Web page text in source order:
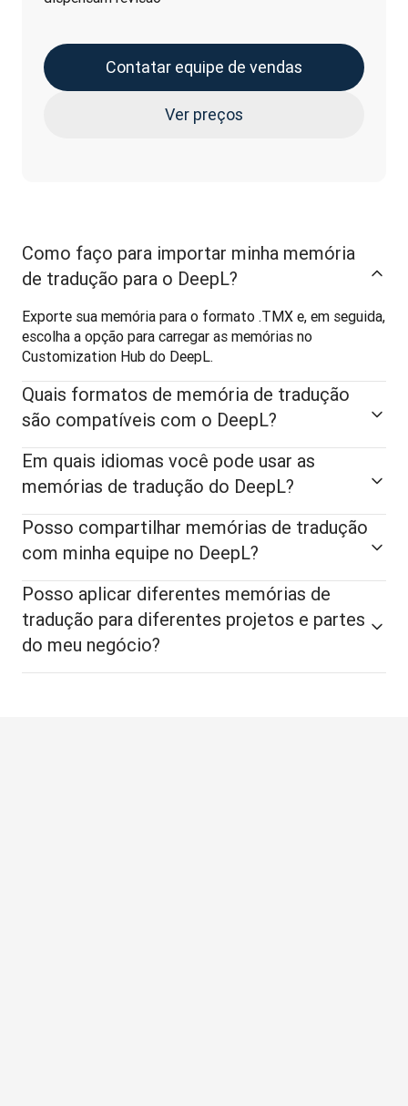
Contatar equipe de vendas
Ver preços
Como faço para importar minha memória
de tradução para o DeepL?
Exporte sua memória para o formato .TMX e, em seguida,
escolha a opção para carregar as memórias no
Customization Hub do DeepL.
Quais formatos de memória de tradução
são compatíveis com o DeepL?
Em quais idiomas você pode usar as
memórias de tradução do DeepL?
Posso compartilhar memórias de tradução
com minha equipe no DeepL?
Posso aplicar diferentes memórias de
tradução para diferentes projetos e partes
do meu negócio?